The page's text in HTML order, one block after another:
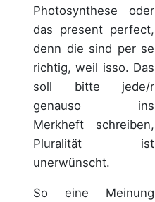
Photosynthese oder
das present perfect,
denn die sind per se
richtig, weil isso. Das
soll bitte jede/r
genauso ins
Merkheft schreiben,
Pluralität ist
unerwünscht.
So eine Meinung